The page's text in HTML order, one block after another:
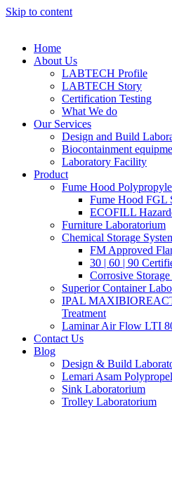
Skip to content
Home
About Us
LABTECH Profile
LABTECH Story
Certification Testing
What We do
Our Services
Design and Build
Biocontainment
Laboratory Facility
Product
Fume Hood
Fume Hood FGL
ECOFILL
Furniture Laboratorium
Chemical Storage
FM Approved
30 | 60 | 90
Corrosive Storage
Superior Container
IPAL
Treatment
Laminar Air Flow LTI
Contact Us
Blog
Design & Build
Lemari Asam
Sink Laboratorium
Trolley Laboratorium